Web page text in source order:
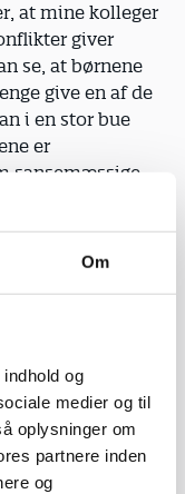
Om
og
medier og til
oplysninger om
partnere inden
og
at mine kolleger
giver
se, at børnene
give en af de
i en stor bue
er
sansemæssige
bolde
og det
gruppen," siger
dog ikke
været
ville børnene
deres skepsis